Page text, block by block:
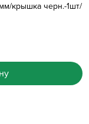
крышка черн.-1шт/